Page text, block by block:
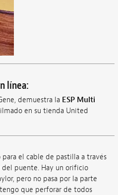
línea:
demuestra la ESP Multi
en su tienda United
el cable de pastilla a través
puente. Hay un orificio
pero no pasa por la parte
que perforar de todos